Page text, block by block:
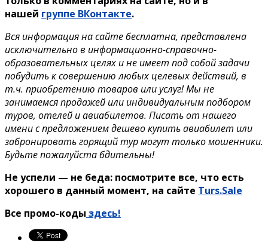
нашей группе ВКонтакте.
Вся информация на сайте бесплатна, представлена
исключительно в информационно-справочно-
образовательных целях и не имеет под собой задачи
побудить к совершению любых целевых действий, в
т.ч. приобретению товаров или услуг! Мы не
занимаемся продажей или индивидуальным подбором
туров, отелей и авиабилетов. Писать от нашего
имени с предложением дешево купить авиабилет или
забронировать горящий тур могут только мошенники.
Будьте пожалуйста бдительны!
Не успели — не беда: посмотрите все, что есть
хорошего в данный момент, на сайте Turs.Sale
Все промо-коды здесь!